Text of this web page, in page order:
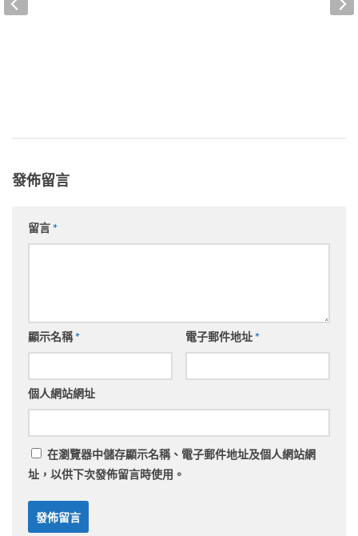
發佈留言
留言*
顯示名稱* 電子郵件地址*
個人網站網址
在瀏覽器中儲存顯示名稱、電子郵件地址及個人網站網
址，以供下次發佈留言時使用。